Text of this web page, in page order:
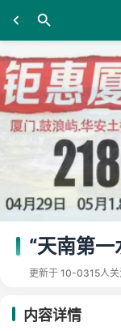
“天南第
更新于 10-0315人
内容详情